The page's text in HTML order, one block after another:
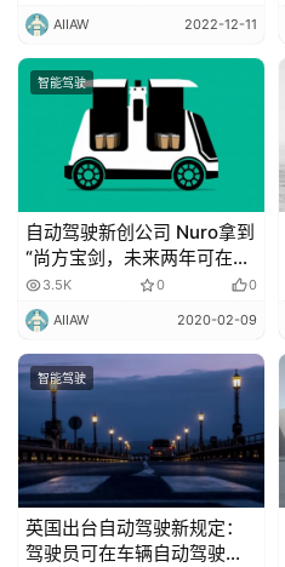
AIIAW 2022-12-11
智能驾驶
自动驾驶新创公司 Nuro拿到
“尚方宝剑，未来两年可在美
国部署 5000 台无人递送
车！
3.5K 0 0
AIIAW 2020-02-09
智能驾驶
英国出台自动驾驶新规定：
驾驶员可在车辆自动驾驶时